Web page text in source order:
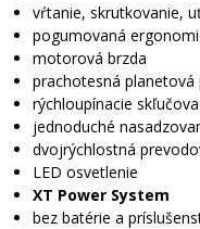
vŕtanie, skrutkovanie,
pogumovaná
motorová brzda
prachotesná
rýchloupínacie
jednoduché
dvojrýchlostná
LED osvetlenie
XT Power System
bez batérie a